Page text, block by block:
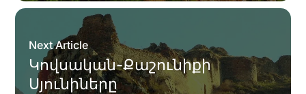
Next Article
Կովսական-Քաշունիքի
Սյունիները